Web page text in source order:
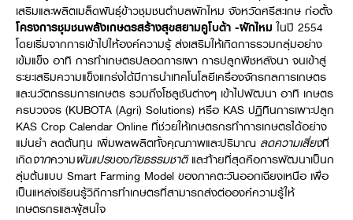
เสริมและผลิตเมล็ดพันธุ์ข้าวชุมชนตำบลผักไหม จังหวัดศรีสะเกษ ก่อตั้ง
โครงการชุมชนพลังเกษตรสร้างสุขสยามคูโบต้า -ผักไหมในปี 2554
โดยเริ่มจากการเข้าไปให้องค์ความรู้ ส่งเสริมให้เกิดการรวมกลุ่มอย่าง
เข้มแข็ง อาทิ การทำเกษตรปลอดการเผา การปลูกพืชหลังนา จนเข้าสู่
ระยะเสริมความแข็งแกร่งได้มีการนำเทคโนโลยีเครื่องจักรกลการเกษตร
และนวัตกรรมการเกษตร รวมถึงโซลูชันต่างๆ เข้าไปพัฒนา อาทิ เกษตร
ครบวงจร (KUBOTA (Agri) Solutions) หรือ KAS ปฏิทินการเพาะปลูก
KAS Crop Calendar Online ที่ช่วยให้เกษตรกรทำการเกษตรได้อย่าง
แม่นยำ ลดต้นทุน เพิ่มผลผลิตทั้งคุณภาพและปริมาณ ลดความเสี่ยงที่
เกิดจากความผันแปรของภัยธรรมชาติและท้ายที่สุดคือการพัฒนาเป็นก
ลุ่มต้นแบบ Smart Farming Model ของภาคตะวันออกเฉียงเหนือ เพื่อ
เป็นแหล่งเรียนรู้วิถีการทำเกษตรที่สามารถส่งต่อองค์ความรู้ให้
เกษตรกรและผู้สนใจ